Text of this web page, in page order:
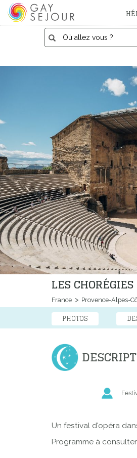
LES
France Provence-Alpes-
PHOTOS
Un festival d'opéra
Programme à